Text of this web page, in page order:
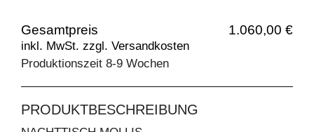
Gesamtpreis 1.060,00 €
inkl. MwSt. zzgl. Versandkosten
Produktionszeit 8-9 Wochen
PRODUKTBESCHREIBUNG